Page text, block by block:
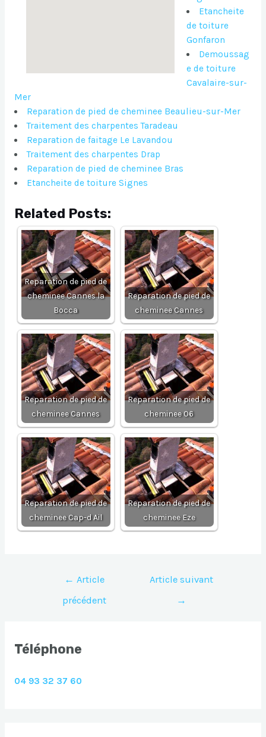
Etancheite
de toiture
Gonfaron
Demoussag
e de toiture
Cavalaire-sur-
Mer
Reparation de pied de cheminee Beaulieu-sur-Mer
Traitement des charpentes Taradeau
Reparation de faitage Le Lavandou
Traitement des charpentes Drap
Reparation de pied de cheminee Bras
Etancheite de toiture Signes
Related Posts:
Reparation de pied de
cheminee Cannes la
Bocca
Reparation de pied de
cheminee Cannes
Reparation de pied de
cheminee Cannes
Reparation de pied de
cheminee 06
Reparation de pied de
cheminee Cap-d Ail
Reparation de pied de
cheminee Eze
Navigation
l’article
← Article
précédent
Article suivant
→
Téléphone
04 93 32 37 60